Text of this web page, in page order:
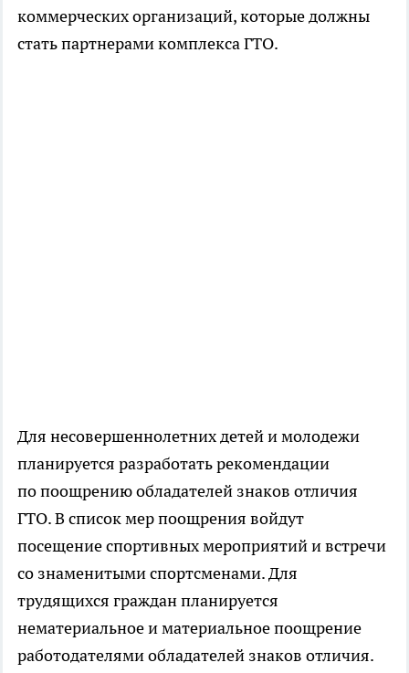
коммерческих организаций, которые должны
стать партнерами комплекса ГТО.
Для несовершеннолетних детей и молодежи
планируется разработать рекомендации
по поощрению обладателей знаков отличия
ГТО. В список мер поощрения войдут
посещение спортивных мероприятий и встречи
со знаменитыми спортсменами. Для
трудящихся граждан планируется
нематериальное и материальное поощрение
работодателями обладателей знаков отличия.